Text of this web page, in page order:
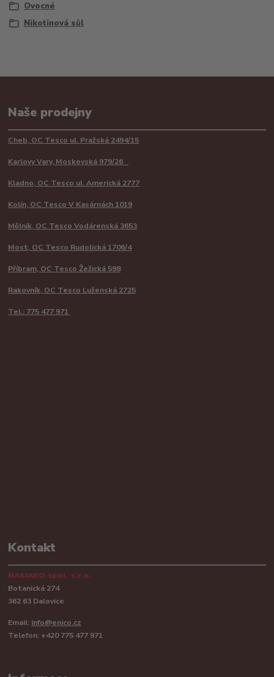
Ovocné
Nikotinová sůl
Naše prodejny
Cheb, OC Tesco ul. Pražská 2494/15
Karlovy Vary, Moskevská 979/26
Kladno, OC Tesco ul. Americká 2777
Kolín, OC Tesco V Kasárnách 1019
Mělník, OC Tesco Vodárenská 3653
Most, OC Tesco Rudolická 1706/4
Příbram, OC Tesco Žežická 598
Rakovník, OC Tesco Luženská 2725
Tel.: 775 477 971
Kontakt
NASIAKO spol. s.r.o.
Botanická 274
362 63 Dalovice
Email: info@enico.cz
Telefon: +420 775 477 971